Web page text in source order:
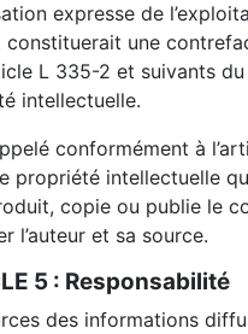
expresse de
constituerait une
L 335-2 et suivants
intellectuelle.
conformément à
propriété intellectuelle
copie ou publie le
l’auteur et sa source.
5 : Responsabilité
des informations